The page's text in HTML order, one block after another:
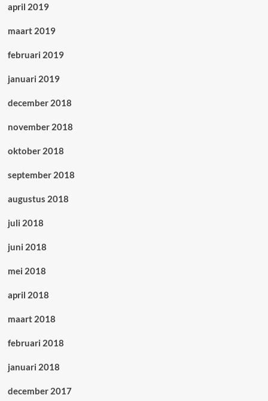
april 2019
maart 2019
februari 2019
januari 2019
december 2018
november 2018
oktober 2018
september 2018
augustus 2018
juli 2018
juni 2018
mei 2018
april 2018
maart 2018
februari 2018
januari 2018
december 2017